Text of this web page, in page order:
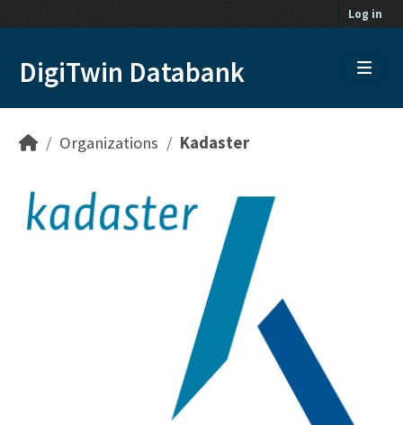
Log in
DigiTwin Databank
Organizations Kadaster